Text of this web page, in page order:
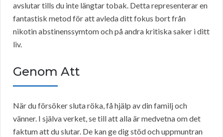
avslutar tills du inte längtar tobak. Detta representerar en
fantastisk metod för att avleda ditt fokus bort från
nikotin abstinenssymtom och på andra kritiska saker i ditt
liv.
Genom Att
När du försöker sluta röka, få hjälp av din familj och
vänner. I själva verket, se till att alla är medvetna om det
faktum att du slutar. De kan ge dig stöd och uppmuntran